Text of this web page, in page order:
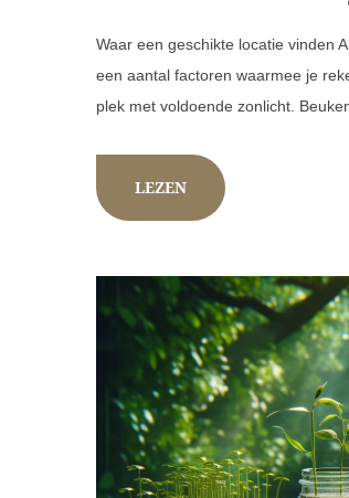
Waar een geschikte locatie vinden
een aantal factoren waarmee je
plek met voldoende zonlicht.
LEZEN